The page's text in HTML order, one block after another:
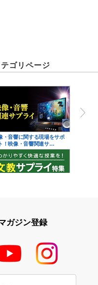
ゴリページ
・音響に関する現場をサポ
！映像・音響関連サ…
ガジン登録